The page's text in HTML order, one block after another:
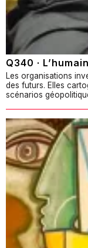
Q340 ·
Les organisations
des futurs. Elles
scénarios